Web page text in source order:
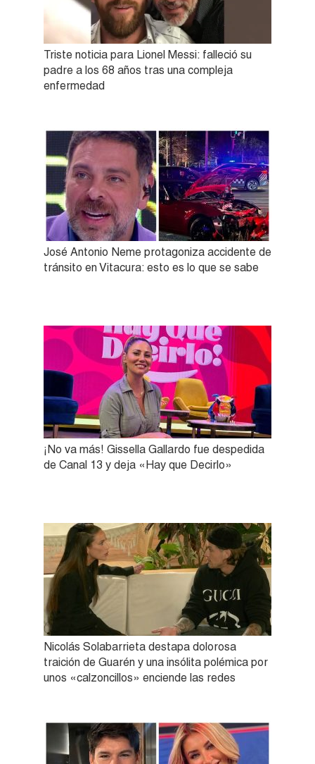
Triste noticia para Lionel Messi: falleció su
padre a los 68 años tras una compleja
enfermedad
José Antonio Neme protagoniza accidente de
tránsito en Vitacura: esto es lo que se sabe
¡No va más! Gissella Gallardo fue despedida
de Canal 13 y deja «Hay que Decirlo»
Nicolás Solabarrieta destapa dolorosa
traición de Guarén y una insólita polémica por
unos «calzoncillos» enciende las redes